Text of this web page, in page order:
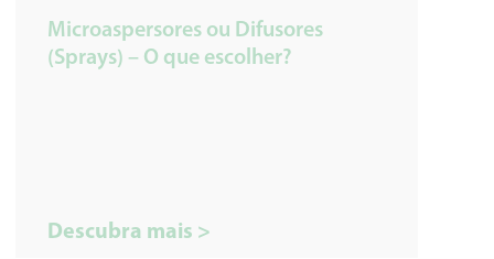
Microaspersores ou Difusores
(Sprays) – O que escolher?
Descubra mais >